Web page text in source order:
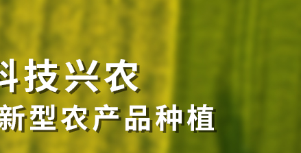
'CON_PHONE_V2'
wwwroot/lvdenongye.co